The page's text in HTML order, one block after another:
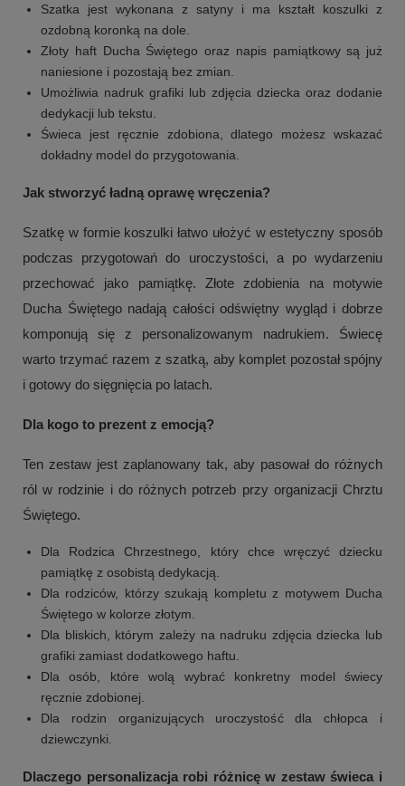
Szatka jest wykonana z satyny i ma kształt koszulki z
ozdobną koronką na dole.
Złoty haft Ducha Świętego oraz napis pamiątkowy są już
naniesione i pozostają bez zmian.
Umożliwia nadruk grafiki lub zdjęcia dziecka oraz dodanie
dedykacji lub tekstu.
Świeca jest ręcznie zdobiona, dlatego możesz wskazać
dokładny model do przygotowania.
Jak stworzyć ładną oprawę wręczenia?
Szatkę w formie koszulki łatwo ułożyć w estetyczny sposób
podczas przygotowań do uroczystości, a po wydarzeniu
przechować jako pamiątkę. Złote zdobienia na motywie
Ducha Świętego nadają całości odświętny wygląd i dobrze
komponują się z personalizowanym nadrukiem. Świecę
warto trzymać razem z szatką, aby komplet pozostał spójny
i gotowy do sięgnięcia po latach.
Dla kogo to prezent z emocją?
Ten zestaw jest zaplanowany tak, aby pasował do różnych
ról w rodzinie i do różnych potrzeb przy organizacji Chrztu
Świętego.
Dla Rodzica Chrzestnego, który chce wręczyć dziecku
pamiątkę z osobistą dedykacją.
Dla rodziców, którzy szukają kompletu z motywem Ducha
Świętego w kolorze złotym.
Dla bliskich, którym zależy na nadruku zdjęcia dziecka lub
grafiki zamiast dodatkowego haftu.
Dla osób, które wolą wybrać konkretny model świecy
ręcznie zdobionej.
Dla rodzin organizujących uroczystość dla chłopca i
dziewczynki.
Dlaczego personalizacja robi różnicę w zestaw świeca i